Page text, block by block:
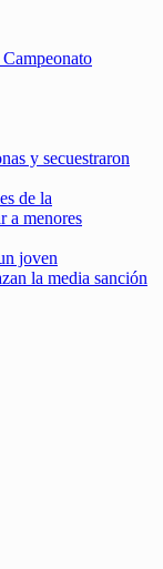
y secuestraron
de la
a menores
joven
la media sanción